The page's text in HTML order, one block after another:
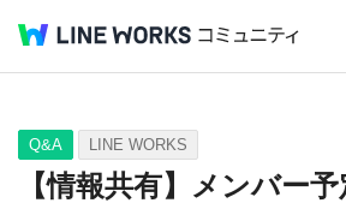
Q&A Tips Ideas
Q&A LINE WORKS
【情報共有】メンバー